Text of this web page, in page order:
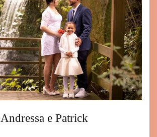
Andressa e Patrick